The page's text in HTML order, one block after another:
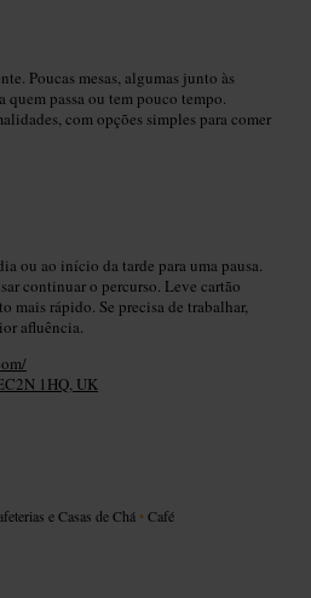
Poucas mesas, algumas junto às
quem passa ou tem pouco tempo.
com opções simples para comer
ou ao início da tarde para uma pausa.
continuar o percurso. Leve cartão
mais rápido. Se precisa de trabalhar,
afluência.
1HQ, UK
e Casas de Chá •Café